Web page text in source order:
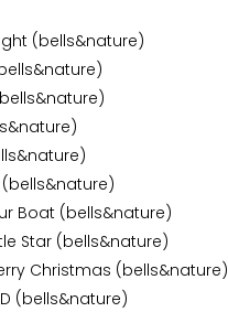
(bells&nature)
Boat (bells&nature)
Star (bells&nature)
Christmas (bells&nature)
(bells&nature)